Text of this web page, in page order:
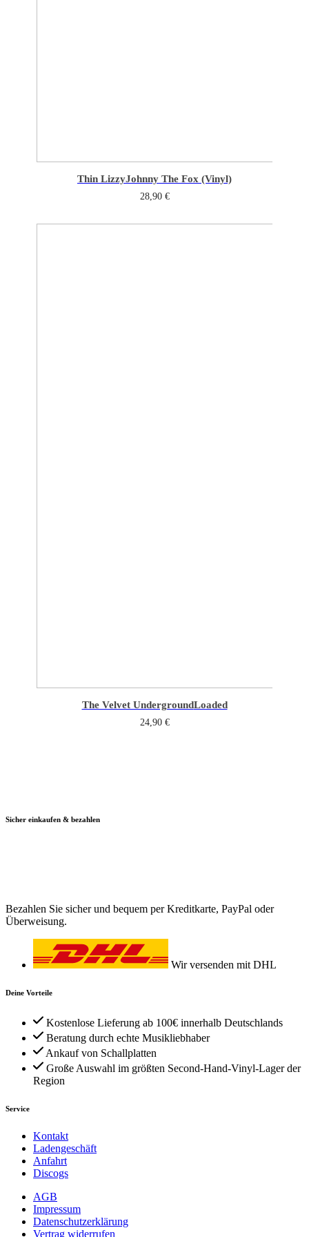
Thin LizzyJohnny The Fox (Vinyl)
28,90 €
The Velvet UndergroundLoaded
24,90 €
Sicher einkaufen & bezahlen
Bezahlen Sie sicher und bequem per Kreditkarte, PayPal oder
Überweisung.
Wir versenden mit DHL
Deine Vorteile
Kostenlose Lieferung ab 100€ innerhalb Deutschlands
Beratung durch echte Musikliebhaber
Ankauf von Schallplatten
Große Auswahl im größten Second-Hand-Vinyl-Lager der
Region
Service
Kontakt
Ladengeschäft
Anfahrt
Discogs
AGB
Impressum
Datenschutzerklärung
Vertrag widerrufen